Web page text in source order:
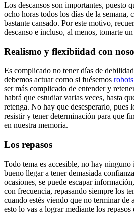
Los descansos son importantes, puesto
ocho horas todos los días de la semana,
bastante cansado. Por este motivo,
descanso e incluso, al menos, tomarte
Realismo y flexibiidad con
Es complicado no tener días de
debemos actuar como si fuésemos robots
ser más complicado de entender y
habrá que estudiar varias veces, hasta
retenga. No hay que desesperarlo, pues
resistir y tener determinación para que
en nuestra memoria.
Los repasos
Todo tema es accesible, no hay
bueno llegar a tener demasiada
ocasiones, se puede escapar
con frecuencia, repasando siempre los
cuando estés viendo que no terminar de
esto lo vas a lograr mediante los repasos